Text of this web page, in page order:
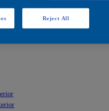
Reject All